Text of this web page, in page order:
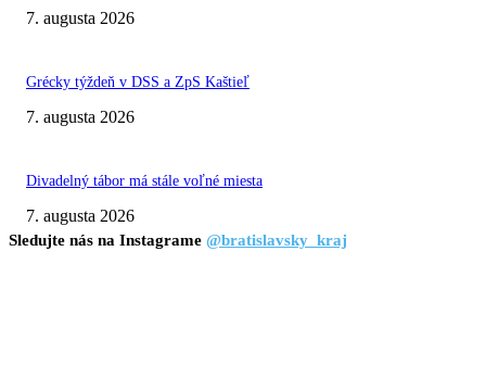
7. augusta 2026
Grécky týždeň v DSS a ZpS Kaštieľ
7. augusta 2026
Divadelný tábor má stále voľné miesta
7. augusta 2026
Sledujte nás na Instagrame @bratislavsky_kraj